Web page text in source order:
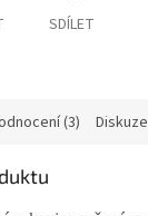
SDÍLET
(3) Diskuze